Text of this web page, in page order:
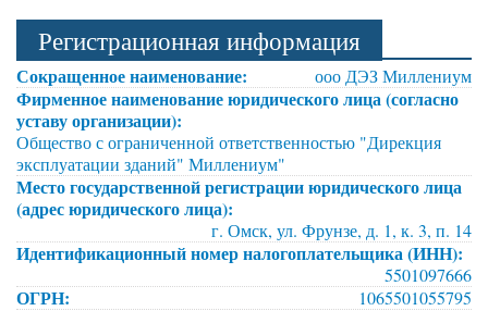
Регистрационная информация
Сокращенное наименование: ооо ДЭЗ Миллениум
Фирменное наименование юридического лица (согласно
уставу организации):
Общество с ограниченной ответственностью "Дирекция
эксплуатации зданий" Миллениум"
Место государственной регистрации юридического лица
(адрес юридического лица):
г. Омск, ул. Фрунзе, д. 1, к. 3, п. 14
Идентификационный номер налогоплательщика (ИНН):
5501097666
ОГРН: 1065501055795